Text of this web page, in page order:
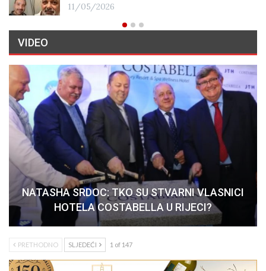
11/05/2026
VIDEO
NATASHA SRDOC: TKO SU STVARNI VLASNICI
HOTELA COSTABELLA U RIJECI?
PRETHODNO SLJEDEĆI 1 of 147